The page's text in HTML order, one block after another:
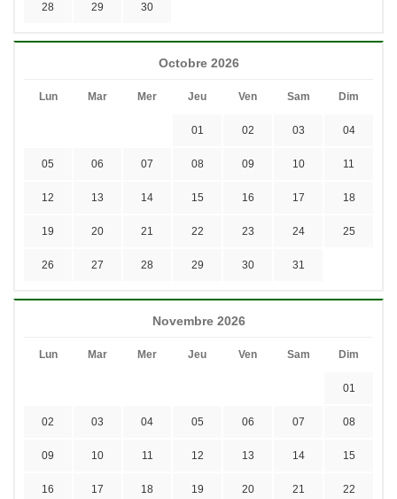
28 29 30
Octobre 2026
Lun Mar Mer Jeu Ven Sam Dim
01 02 03 04
05 06 07 08 09 10 11
12 13 14 15 16 17 18
19 20 21 22 23 24 25
26 27 28 29 30 31
Novembre 2026
Lun Mar Mer Jeu Ven Sam Dim
01
02 03 04 05 06 07 08
09 10 11 12 13 14 15
16 17 18 19 20 21 22